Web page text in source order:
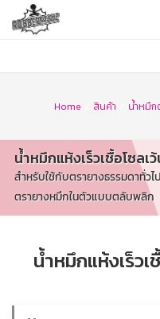
Home สินค้า น้ำหมึก
น้ำหมึกแห้งเร็วเชื้อโซลเ
สำหรับใช้กับตรายางธรรมดาทั่วไ
ตรายางหมึกในตัวแบบตลับพลิก
น้ำหมึกแห้งเร็ว